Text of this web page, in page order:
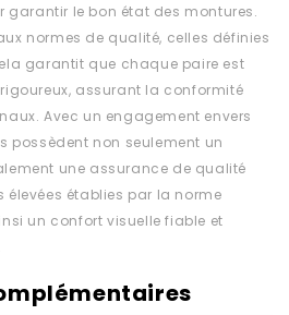
garantir le bon état des montures.
normes de qualité, celles définies
garantit que chaque paire est
assurant la conformité
Avec un engagement envers
possèdent non seulement un
une assurance de qualité
élevées établies par la norme
un confort visuelle fiable et